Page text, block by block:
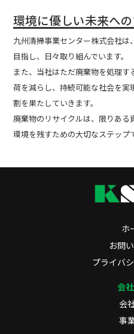
環境に優しい未来へ
九州清掃事業センター株式会社
目指し、日々取り組んでいます。
また、当社はただ廃棄物を処理
荷を減らし、持続可能な社会を
割を果たしていきます。
廃棄物のリサイクルは、限りあ
環境を残すための大切なステップ
ホ
お問
プライバ
会
会
事